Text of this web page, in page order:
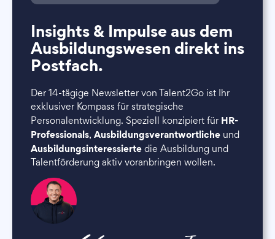
Insights & Impulse aus dem
Ausbildungswesen direkt ins
Postfach.
Der 14-tägige Newsletter von Talent2Go ist Ihr
exklusiver Kompass für strategische
Personalentwicklung. Speziell konzipiert für HR-
Professionals, Ausbildungsverantwortliche und
Ausbildungsinteressiertedie Ausbildung und
Talentförderung aktiv voranbringen wollen.